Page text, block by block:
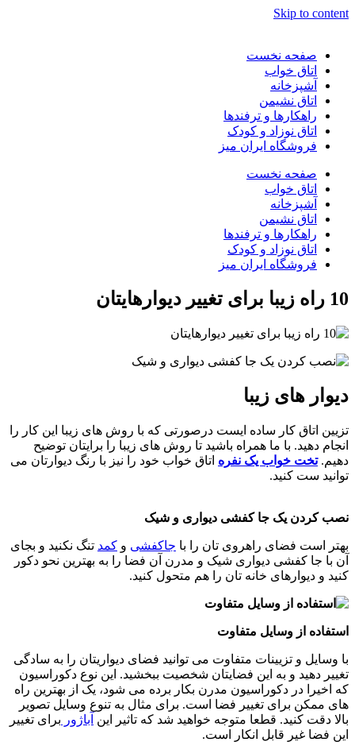
Skip to content
صفحه نخست
اتاق خواب
آشپزخانه
اتاق نشیمن
راهکارها و ترفندها
اتاق نوزاد و کودک
فروشگاه ایران میز
صفحه نخست
اتاق خواب
آشپزخانه
اتاق نشیمن
راهکارها و ترفندها
اتاق نوزاد و کودک
فروشگاه ایران میز
10 راه زیبا برای تغییر دیوارهایتان
دیوار های زیبا
تزیین اتاق کار ساده ایست درصورتی که با روش های زیبا این کار را
انجام دهید. با ما همراه باشید تا روش های زیبا را برایتان توضیح
دهیم.تخت خواب یک نفره اتاق خواب خود را نیز با رنگ دیوارتان می
توانید ست کنید.
نصب کردن یک جا کفشی دیواری و شیک
بهتر است فضای راهروی تان را با جاکفشی و کمد تنگ نکنید و بجای
آن با جا کفشی دیواری شیک و مدرن آن فضا را به بهترین نحو دکور
کنید و دیوارهای خانه تان را هم متحول کنید.
استفاده از وسایل متفاوت
با وسایل و تزیینات متفاوت می توانید فضای دیواریتان را به سادگی
تغییر دهید و به این فضایتان شخصیت ببخشید. این نوع دکوراسیون
که اخیرا در دکوراسیون مدرن بکار برده می شود، یک از بهترین راه
های ممکن برای تغییر فضا است. برای مثال به تنوع وسایل تصویر
بالا دقت کنید. قطعا متوجه خواهید شد که تاثیر این آباژور برای تغییر
این فضا غیر قابل انکار است.